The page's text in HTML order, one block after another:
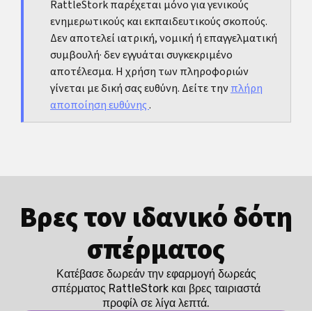
που πρέπει να παρακολουθείτε μετά τον τοκετό
προβλήματα. Αυτό δεν σημαίνει ότι θα συμβεί κάτι
σίγουρα, αλλά δείχνει γιατί η πίεση και η
παρακολούθηση πρέπει να λαμβάνονται σοβαρά
υπόψη και μετά τη λοχεία.ACOG: Αντιμετώπιση της
υψηλής αρτηριακής πίεσης
RattleStork παρέχεται μόνο για γενικούς
ενημερωτικούς και εκπαιδευτικούς σκοπούς.
Δεν αποτελεί ιατρική, νομική ή επαγγελματική
συμβουλή· δεν εγγυάται συγκεκριμένο
αποτέλεσμα. Η χρήση των πληροφοριών
γίνεται με δική σας ευθύνη. Δείτε τηνπλήρη
αποποίηση ευθύνης.
Βρες τον ιδανικό δότη
σπέρματος
Κατέβασε δωρεάν την εφαρμογή δωρεάς
σπέρματος RattleStork και βρες ταιριαστά
προφίλ σε λίγα λεπτά.